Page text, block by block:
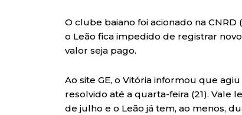
O clube baiano foi acionado na
o Leão fica impedido de registrar
valor seja pago.
Ao site GE, o Vitória informou que
resolvido até a quarta-feira (21). Vale
de julho e o Leão já tem, ao menos,